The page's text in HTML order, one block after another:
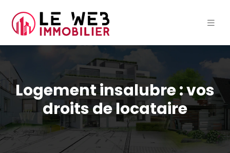
Logement insalubre : vos
droits de locataire